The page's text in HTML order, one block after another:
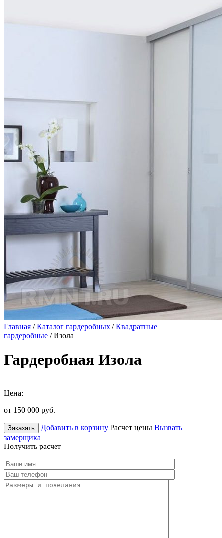
Главная /Каталог гардеробных /Квадратные
гардеробные / Изола
Гардеробная Изола
Цена:
от 150 000 руб.
Заказать Добавить в корзину Расчет цены Вызвать
замерщика
Получить расчет